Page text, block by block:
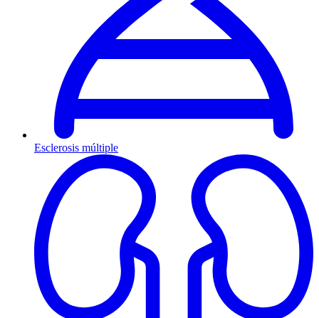
Esclerosis múltiple